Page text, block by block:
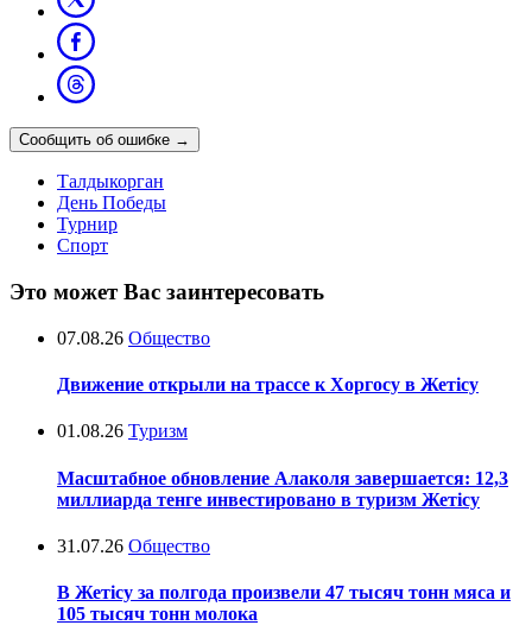
Сообщить об ошибке →
Талдыкорган
День Победы
Турнир
Спорт
Это может Вас заинтересовать
07.08.26 Общество
Движение открыли на трассе к Хоргосу в Жетісу
01.08.26 Туризм
Масштабное обновление Алаколя завершается: 12,3
миллиарда тенге инвестировано в туризм Жетісу
31.07.26 Общество
В Жетісу за полгода произвели 47 тысяч тонн мяса и
105 тысяч тонн молока